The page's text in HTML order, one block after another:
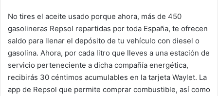
A
p
p
b
o
o
k
dI
n
ar
tir
No tires el aceite usado porque ahora, más de 450
gasolineras Repsol repartidas por toda España, te ofrecen
saldo para llenar el depósito de tu vehículo con diesel o
gasolina. Ahora, por cada litro que lleves a una estación de
servicio perteneciente a dicha compañía energética,
recibirás 30 céntimos acumulables en la tarjeta Waylet. La
app de Repsol que permite comprar combustible, así como